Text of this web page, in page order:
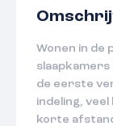
Wonen in de
de eerste
indeling,
korte